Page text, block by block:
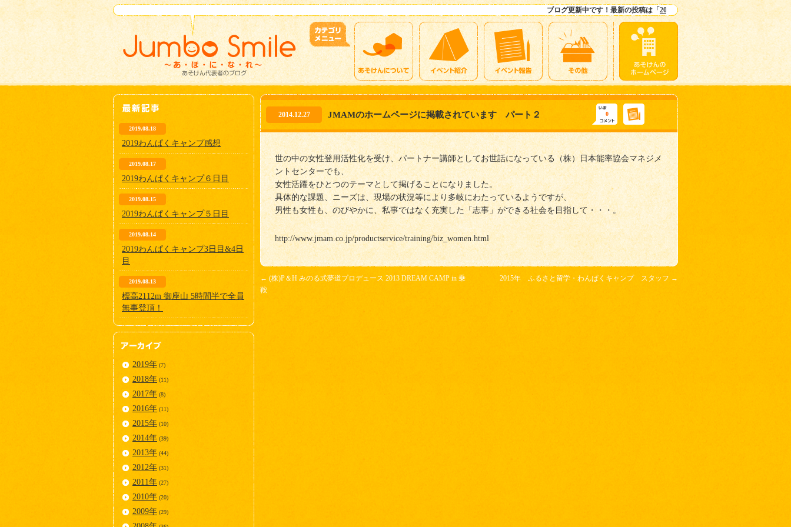
ブログ更新中です！最新の投稿は「2019わんぱくキャンプ感想」ですよー！
2019.08.18
2019わんぱくキャンプ感想
2019.08.17
2019わんぱくキャンプ６日目
2019.08.15
2019わんぱくキャンプ５日目
2019.08.14
2019わんぱくキャンプ3日目&4日
目
2019.08.13
標高2112m 御座山 5時間半で全員
無事登頂！
2019年 (7)
2018年 (11)
2017年 (8)
2016年 (11)
2015年 (10)
2014年 (39)
2013年 (44)
2012年 (31)
2011年 (27)
2010年 (20)
2009年 (29)
2014.12.27 JMAMのホームページに掲載されています パート２ 0
世の中の女性登用活性化を受け、パートナー講師としてお世話になっている（株）日本能率協会マネジメ
ントセンターでも、
女性活躍をひとつのテーマとして掲げることになりました。
具体的な課題、ニーズは、現場の状況等により多岐にわたっているようですが、
男性も女性も、のびやかに、私事ではなく充実した「志事」ができる社会を目指して・・・。
http://www.jmam.co.jp/productservice/training/biz_women.html
← (株)P＆H みのる式夢道プロデュース 2013 DREAM CAMP in 乗
鞍
2015年 ふるさと留学・わんぱくキャンプ スタッフ →